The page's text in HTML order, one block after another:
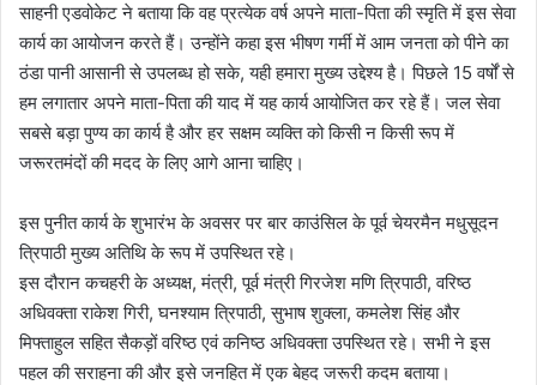
साहनी एडवोकेट ने बताया कि वह प्रत्येक वर्ष अपने माता-पिता की स्मृति में इस सेवा
कार्य का आयोजन करते हैं। उन्होंने कहा ​इस भीषण गर्मी में आम जनता को पीने का
ठंडा पानी आसानी से उपलब्ध हो सके, यही हमारा मुख्य उद्देश्य है। पिछले 15 वर्षों से
हम लगातार अपने माता-पिता की याद में यह कार्य आयोजित कर रहे हैं। जल सेवा
सबसे बड़ा पुण्य का कार्य है और हर सक्षम व्यक्ति को किसी न किसी रूप में
जरूरतमंदों की मदद के लिए आगे आना चाहिए।
​इस पुनीत कार्य के शुभारंभ के अवसर पर बार काउंसिल के पूर्व चेयरमैन मधुसूदन
त्रिपाठी मुख्य अतिथि के रूप में उपस्थित रहे।
​इस दौरान कचहरी के अध्यक्ष, मंत्री, पूर्व मंत्री गिरजेश मणि त्रिपाठी, वरिष्ठ
अधिवक्ता राकेश गिरी, घनश्याम त्रिपाठी, सुभाष शुक्ला, कमलेश सिंह और
मिफ्ताहुल सहित सैकड़ों वरिष्ठ एवं कनिष्ठ अधिवक्ता उपस्थित रहे। सभी ने इस
पहल की सराहना की और इसे जनहित में एक बेहद जरूरी कदम बताया।